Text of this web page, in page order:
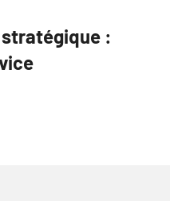
stratégique :